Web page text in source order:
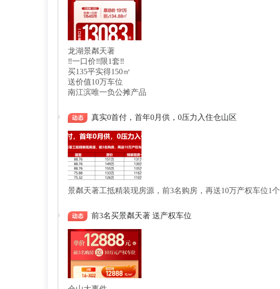
龙湖景粼天著
‼️一口价‼️限1套‼️
买135平实得150㎡
送价值10万车位
南江滨唯一负公摊产品
真实0首付，首年0月供，0压力入住仓山区
景粼天著工抵精装现房源，前3名购房，再送10万产权车位1个
前3名买景粼天著 送产权车位